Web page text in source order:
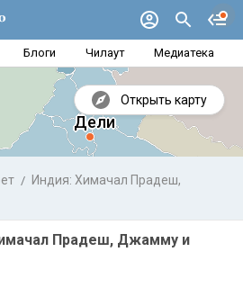
Блоги Чилаут Медиатека
Открыть карту
Индия: Химачал Прадеш,
Прадеш, Джамму и